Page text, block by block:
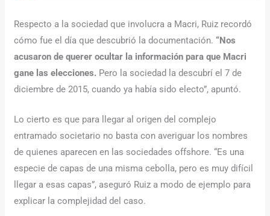
Respecto a la sociedad que involucra a Macri, Ruiz recordó
cómo fue el día que descubrió la documentación.“Nos
acusaron de querer ocultar la información para que Macri
gane las elecciones. Pero la sociedad la descubrí el 7 de
diciembre de 2015, cuando ya había sido electo”, apuntó.
Lo cierto es que para llegar al origen del complejo
entramado societario no basta con averiguar los nombres
de quienes aparecen en las sociedades offshore. “Es una
especie de capas de una misma cebolla, pero es muy difícil
llegar a esas capas”, aseguró Ruiz a modo de ejemplo para
explicar la complejidad del caso.